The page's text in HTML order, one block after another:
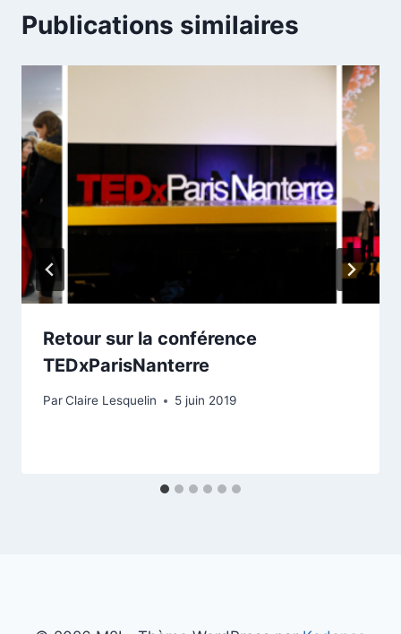
Publications similaires
Retour sur la conférence
TEDxParisNanterre
ParClaire Lesquelin 5 juin 2019